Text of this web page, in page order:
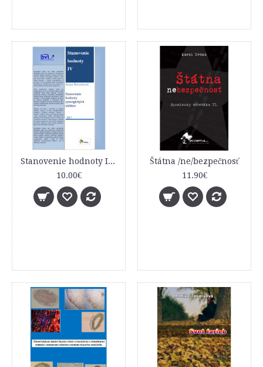
Stanovenie hodnoty IV - Stanovenie hodnoty synergických efektov
10.00€
Štátna /ne/bezpečnosť
11.90€